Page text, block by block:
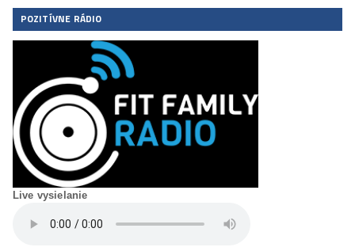
POZITÍVNE RÁDIO
Live vysielanie